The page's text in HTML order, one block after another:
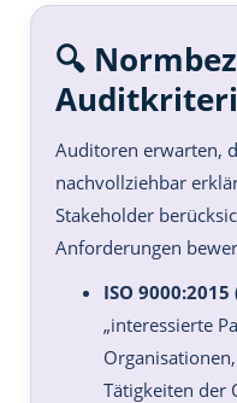
🔍
Auditoren erwarten,
nachvollziehbar
Stakeholder
Anforderungen
ISO
„interessierte
Tätigkeiten der